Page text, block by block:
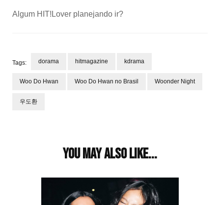
Algum HIT!Lover planejando ir?
Tags: dorama hitmagazine kdrama
Woo Do Hwan Woo Do Hwan no Brasil Woonder Night
우도환
You may also like...